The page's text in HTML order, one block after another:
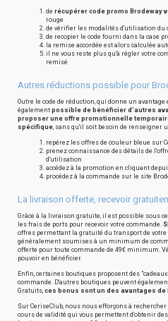
de récupérer code promo Brodeway
rouge
de vérifier les modalités d'utilisation du
de recopier le code fourni dans la case
la remise accordée est alors calculée
il ne vous reste plus qu'à régler votre
remisé
Autres réductions possible pour
Outre le code de réduction, qui donne un
également possible de bénéficier d'autres
proposer une offre promotionnelle
spécifique, sans qu'il soit besoin de renseigner
repérez les offres de couleur bleue sur
prenez connaissance des détails de
d'utilisation
accédez à la promotion en cliquant
procédez à la commande sur le site
La livraison offerte, recevoir
Grâce à la livraison gratuite, il est possible sous
les frais de ports pour recevoir votre commande.
offres permettant la gratuité du transport de
généralement soumises à un minimum de
offerte pour toute commande de 49€ minimum.
pouvoir en bénéficier.
Enfin, certaines boutiques proposent des
commande. D'autres boutiques peuvent
Gratuits, ces bonus sont un des avantages de
Sur CeriseClub, nous nous efforçons à
cours de validité qui vous permettent d'obtenir